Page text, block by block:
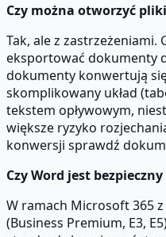
Czy można otworzyć
Tak, ale z zastrzeżeniami.
eksportować dokumenty
dokumenty konwertują
skomplikowany układ
tekstem opływowym,
większe ryzyko
konwersji sprawdź
Czy Word jest
W ramach Microsoft 365
(Business Premium, E3,